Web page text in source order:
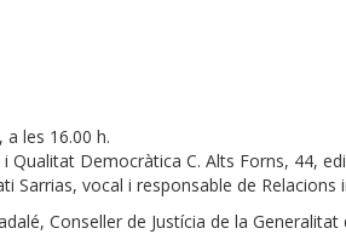
les 16.00 h.
Qualitat Democràtica C. Alts Forns, 44,
Sarrias, vocal i responsable de
Conseller de Justícia de la Generalitat